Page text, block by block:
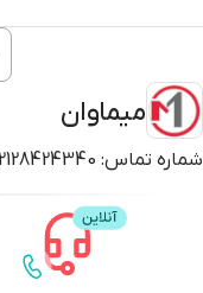
میماوان
شماره تماس: